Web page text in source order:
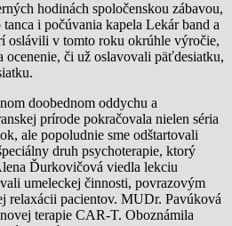
hodinách spoločenskou zábavou,
i počúvania kapela Lekár band a
oslávili v tomto roku okrúhle výročie,
ocenenie, či už oslavovali päťdesiatku,
doobednom oddychu a
prírode pokračovala nielen séria
ale popoludnie sme odštartovali
druh psychoterapie, ktorý
Ďurkovičová viedla lekciu
umeleckej činnosti, povrazovým
relaxácii pacientov. MUDr. Pavúková
terapie CAR-T. Oboznámila